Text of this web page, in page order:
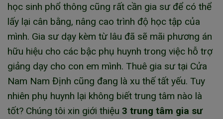
học sinh phổ thông cũng rất cần gia sư để có thể
lấy lại cân bằng, nâng cao trình độ học tập của
mình. Gia sư dạy kèm từ lâu đã sẽ mãi phương án
hữu hiệu cho các bậc phụ huynh trong việc hỗ trợ
giảng dạy cho con em mình. Thuê gia sư tại Cửa
Nam Nam Định cũng đang là xu thế tất yếu. Tuy
nhiên phụ huynh lại không biết trung tâm nào là
tốt? Chúng tôi xin giới thiệu 3 trung tâm gia sư